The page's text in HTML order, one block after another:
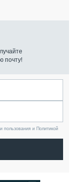
почту!
пользования и Политикой